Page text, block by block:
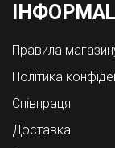
Правила
Політика
Співпраця
Доставка